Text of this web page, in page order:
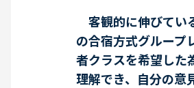
客観的に伸びてい
の合宿方式グループ
者クラスを希望した
理解でき、自分の意